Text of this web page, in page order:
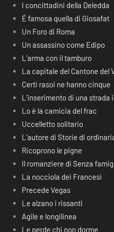
I concittadini della Deledda
É famosa quella di Giosafat
Un Foro di Roma
Un assassino come Edipo
L’arma con il tamburo
La capitale del Cantone del
Certi rasoi ne hanno cinque
L’inserimento di una strada
Lo è la camicia del frac
Uccelletto solitario
L’autore di Storie di
Ricoprono le pigne
Il romanziere di Senza
La nocciola dei Francesi
Precede Vegas
Le alzano i rissanti
Agile e longilinea
Le perde chi non dorme